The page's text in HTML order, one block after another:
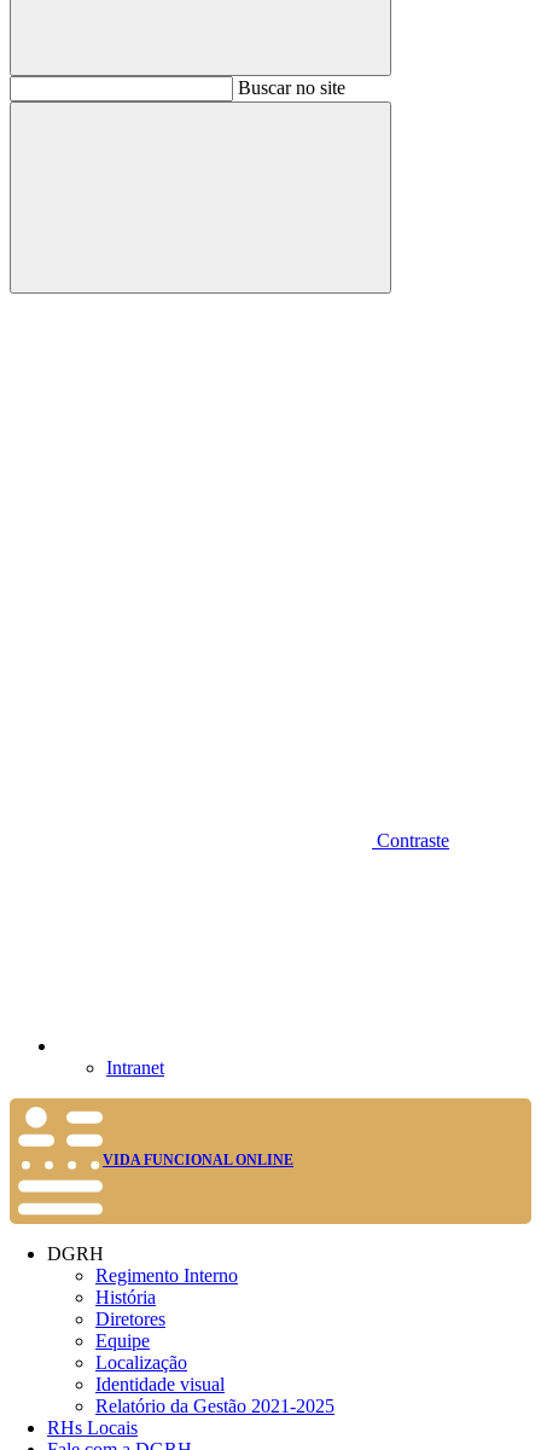
BuscarBuscar no site
Buscar
Contraste
Intranet
VIDA FUNCIONAL ONLINE
DGRH
Regimento Interno
História
Diretores
Equipe
Localização
Identidade visual
Relatório da Gestão 2021-2025
RHs Locais